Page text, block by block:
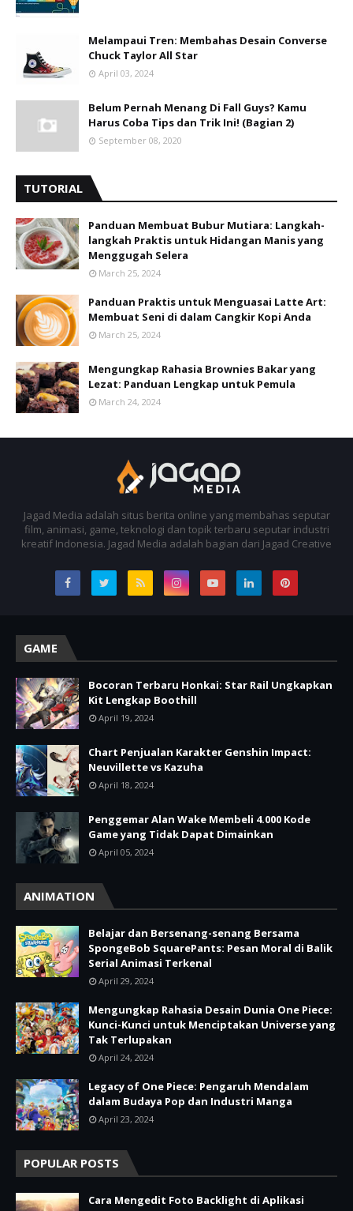
Melampaui Tren: Membahas Desain Converse
Chuck Taylor All Star
April 03, 2024
Belum Pernah Menang Di Fall Guys? Kamu
Harus Coba Tips dan Trik Ini! (Bagian 2)
September 08, 2020
TUTORIAL
Panduan Membuat Bubur Mutiara: Langkah-
langkah Praktis untuk Hidangan Manis yang
Menggugah Selera
March 25, 2024
Panduan Praktis untuk Menguasai Latte Art:
Membuat Seni di dalam Cangkir Kopi Anda
March 25, 2024
Mengungkap Rahasia Brownies Bakar yang
Lezat: Panduan Lengkap untuk Pemula
March 24, 2024
Jagad Media adalah situs berita online yang membahas seputar
film, animasi, game, teknologi dan topik terbaru seputar industri
kreatif Indonesia. Jagad Media adalah bagian dari Jagad Creative
GAME
Bocoran Terbaru Honkai: Star Rail Ungkapkan
Kit Lengkap Boothill
April 19, 2024
Chart Penjualan Karakter Genshin Impact:
Neuvillette vs Kazuha
April 18, 2024
Penggemar Alan Wake Membeli 4.000 Kode
Game yang Tidak Dapat Dimainkan
April 05, 2024
ANIMATION
Belajar dan Bersenang-senang Bersama
SpongeBob SquarePants: Pesan Moral di Balik
Serial Animasi Terkenal
April 29, 2024
Mengungkap Rahasia Desain Dunia One Piece:
Kunci-Kunci untuk Menciptakan Universe yang
Tak Terlupakan
April 24, 2024
Legacy of One Piece: Pengaruh Mendalam
dalam Budaya Pop dan Industri Manga
April 23, 2024
POPULAR POSTS
Cara Mengedit Foto Backlight di Aplikasi